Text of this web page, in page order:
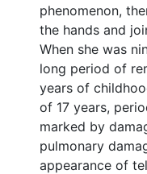
phenomenon,
the hands and
When she was
long period of
years of
of 17 years,
marked by
pulmonary
appearance of